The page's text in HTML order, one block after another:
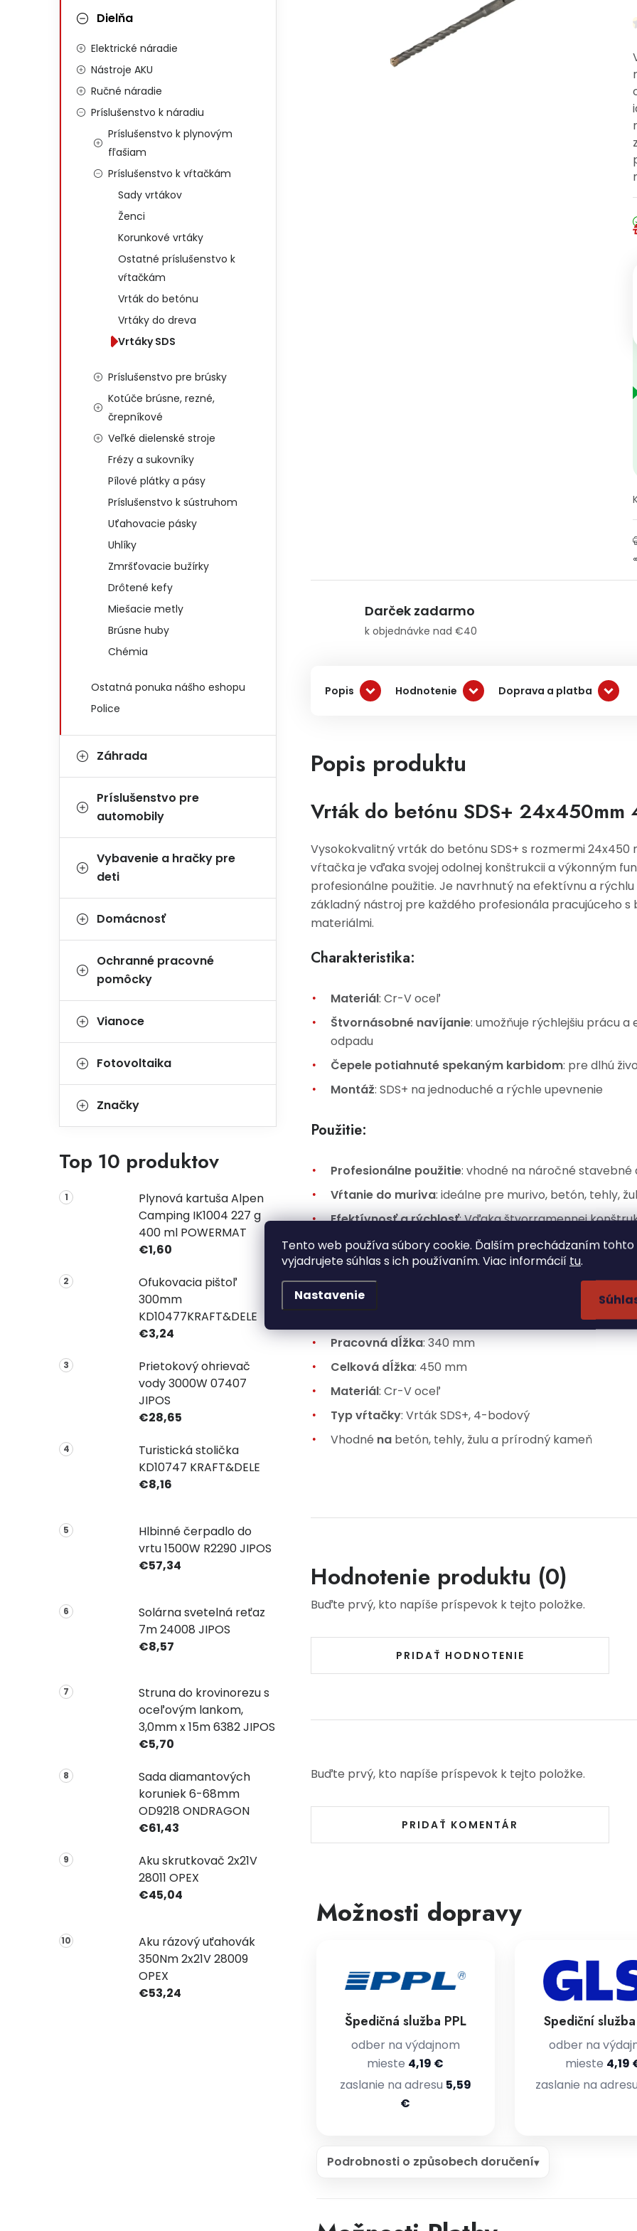
Tento web používa súbory cookie. Ďalším prechádzaním tohto
vyjadrujete súhlas s ich používaním. Viac informácií tu.
Nastavenie
Dielňa
Elektrické náradie
Nástroje AKU
Ručné náradie
Príslušenstvo k náradiu
Príslušenstvo k plynovým
fľašiam
Príslušenstvo k vŕtačkám
Sady vrtákov
Ženci
Korunkové vrtáky
Ostatné príslušenstvo k
vŕtačkám
Vrták do betónu
Vrtáky do dreva
Vrtáky SDS
Príslušenstvo pre brúsky
Kotúče brúsne, rezné,
črepníkové
Veľké dielenské stroje
Frézy a sukovníky
Pílové plátky a pásy
Príslušenstvo k sústruhom
Uťahovacie pásky
Uhlíky
Zmršťovacie bužírky
Drôtené kefy
Miešacie metly
Brúsne huby
Chémia
Ostatná ponuka nášho eshopu
Police
Záhrada
Príslušenstvo pre
automobily
Vybavenie a hračky pre
deti
Domácnosť
Ochranné pracovné
pomôcky
Vianoce
Fotovoltaika
Značky
Top 10 produktov
Plynová kartuša Alpen
Camping IK1004 227 g
400 ml POWERMAT
€1,60
Ofukovacia pištoľ
300mm
KD10477KRAFT&DELE
€3,24
Prietokový ohrievač
vody 3000W 07407
JIPOS
€28,65
Turistická stolička
KD10747 KRAFT&DELE
€8,16
Hlbinné čerpadlo do
vrtu 1500W R2290 JIPOS
€57,34
Solárna svetelná reťaz
7m 24008 JIPOS
€8,57
Struna do krovinorezu s
oceľovým lankom,
3,0mm x 15m 6382 JIPOS
€5,70
Sada diamantových
koruniek 6-68mm
OD9218 ONDRAGON
€61,43
Aku skrutkovač 2x21V
28011 OPEX
€45,04
Aku rázový uťahovák
350Nm 2x21V 28009
OPEX
€53,24
Darček zadarmo
k objednávke nad €40
Popis Hodnotenie Doprava a platba
Popis produktu
Vrták do betónu SDS+ 24x450mm
Vysokokvalitný vrták do betónu SDS+ s rozmermi
vŕtačka je vďaka svojej odolnej konštrukcii a výkonným
profesionálne použitie. Je navrhnutý na efektívnu a
základný nástroj pre každého profesionála pracujúceho
materiálmi.
Charakteristika:
Materiál: Cr-V oceľ
Štvornásobné navíjanie: umožňuje rýchlejšiu prácu
odpadu
Čepele potiahnuté spekaným karbidom: pre dlhú
Montáž: SDS+ na jednoduché a rýchle upevnenie
Použitie:
Profesionálne použitie: vhodné na náročné
Vŕtanie do muriva: ideálne pre murivo, betón, tehly,
Efektívnosť a rýchlosť: Vďaka štvorramennej
presnejšie vŕtanie
Technické parametre:
Pracovná dĺžka: 340 mm
Celková dĺžka: 450 mm
Materiál: Cr-V oceľ
Typ vŕtačky: Vrták SDS+, 4-bodový
Vhodné na betón, tehly, žulu a prírodný kameň
Hodnotenie produktu (0)
Buďte prvý, kto napíše príspevok k tejto položke.
PRIDAŤ HODNOTENIE
Buďte prvý, kto napíše príspevok k tejto položke.
PRIDAŤ KOMENTÁR
Možnosti dopravy
Špedičná služba PPL
odber na výdajnom
mieste 4,19 €
zaslanie na adresu 5,59
€
Spediční
odber na
mieste 4,19
zaslanie na
Podrobnosti o způsobech doručení